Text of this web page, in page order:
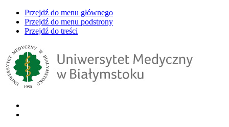
Przejdź do menu głównego
Przejdź do menu podstrony
Przejdź do treści